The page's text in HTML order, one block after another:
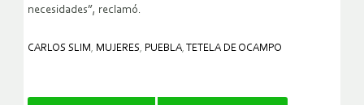
necesidades”, reclamó.
CARLOS SLIM , MUJERES, PUEBLA, TETELA DE OCAMPO